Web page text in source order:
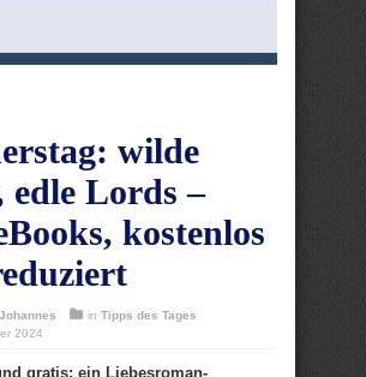
wilde
edle Lords –
kostenlos
Johannes in Tipps des Tages
2024
gratis: ein Liebesroman-